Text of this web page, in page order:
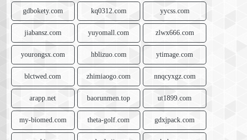
gdbokety.com kq0312.com yycss.com
jiabansz.com yuyomall.com zlwx666.com
yourongsx.com hblizuo.com ytimage.com
blctwed.com zhimiaogo.com nnqcyxgz.com
arapp.net baorunmen.top ut1899.com
my-biomed.com theta-golf.com gdxjpack.com